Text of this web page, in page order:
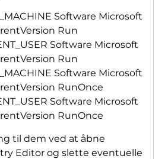
Software Microsoft
Run
Software Microsoft
Run
Software Microsoft
RunOnce
Software Microsoft
RunOnce
til dem ved at åbne
Editor og slette eventuelle